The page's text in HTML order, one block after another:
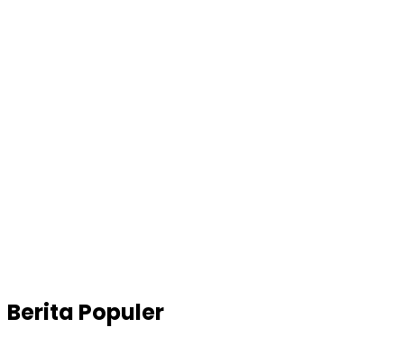
Berita Populer